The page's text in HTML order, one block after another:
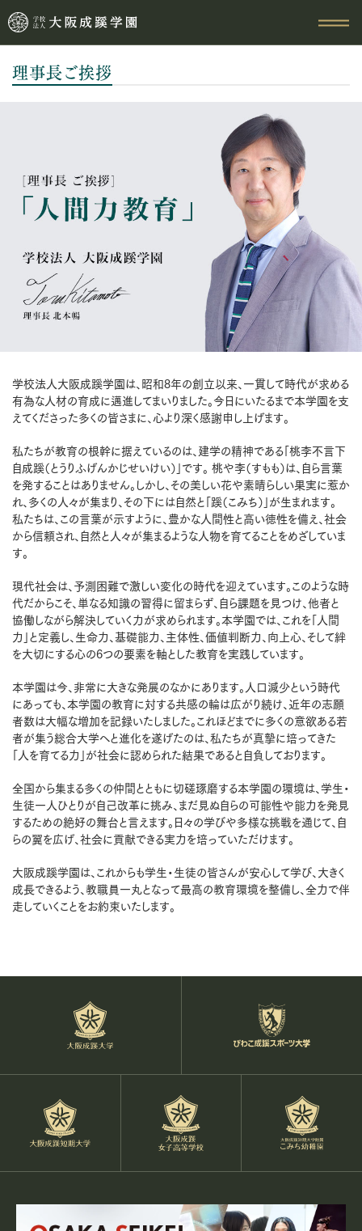
理事長ご挨拶
学校法人大阪成蹊学園は、昭和8年の創立以来、一貫して時代が求める
有為な人材の育成に邁進してまいりました。今日にいたるまで本学園を支
えてくださった多くの皆さまに、心より深く感謝申し上げます。
私たちが教育の根幹に据えているのは、建学の精神である「桃李不言下
自成蹊（とうりふげんかじせいけい）」です。 桃や李（すもも）は、自ら言葉
を発することはありません。しかし、その美しい花や素晴らしい果実に惹か
れ、多くの人々が集まり、その下には自然と「蹊（こみち）」が生まれます。
私たちは、この言葉が示すように、豊かな人間性と高い徳性を備え、社会
から信頼され、自然と人々が集まるような人物を育てることをめざしていま
す。
現代社会は、予測困難で激しい変化の時代を迎えています。このような時
代だからこそ、単なる知識の習得に留まらず、自ら課題を見つけ、他者と
協働しながら解決していく力が求められます。本学園では、これを「人間
力」と定義し、生命力、基礎能力、主体性、価値判断力、向上心、そして絆
を大切にする心の6つの要素を軸とした教育を実践しています。
本学園は今、非常に大きな発展のなかにあります。人口減少という時代
にあっても、本学園の教育に対する共感の輪は広がり続け、近年の志願
者数は大幅な増加を記録いたしました。これほどまでに多くの意欲ある若
者が集う総合大学へと進化を遂げたのは、私たちが真摯に培ってきた
「人を育てる力」が社会に認められた結果であると自負しております。
全国から集まる多くの仲間とともに切磋琢磨する本学園の環境は、学生・
生徒一人ひとりが自己改革に挑み、まだ見ぬ自らの可能性や能力を発見
するための絶好の舞台と言えます。日々の学びや多様な挑戦を通じて、自
らの翼を広げ、社会に貢献できる実力を培っていただけます。
大阪成蹊学園は、これからも学生・生徒の皆さんが安心して学び、大きく
成長できるよう、教職員一丸となって最高の教育環境を整備し、全力で伴
走していくことをお約束いたします。